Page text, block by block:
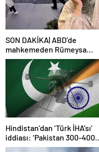
SON DAKİKA| ABD’de
mahkemeden Rümeysa
Öztürk kararı: Serbest
bırakıldı!
Hindistan’dan ‘Türk İHA’sı’
iddiası: ‘Pakistan 300-400
tanesi ile 36 noktaya sızdı’